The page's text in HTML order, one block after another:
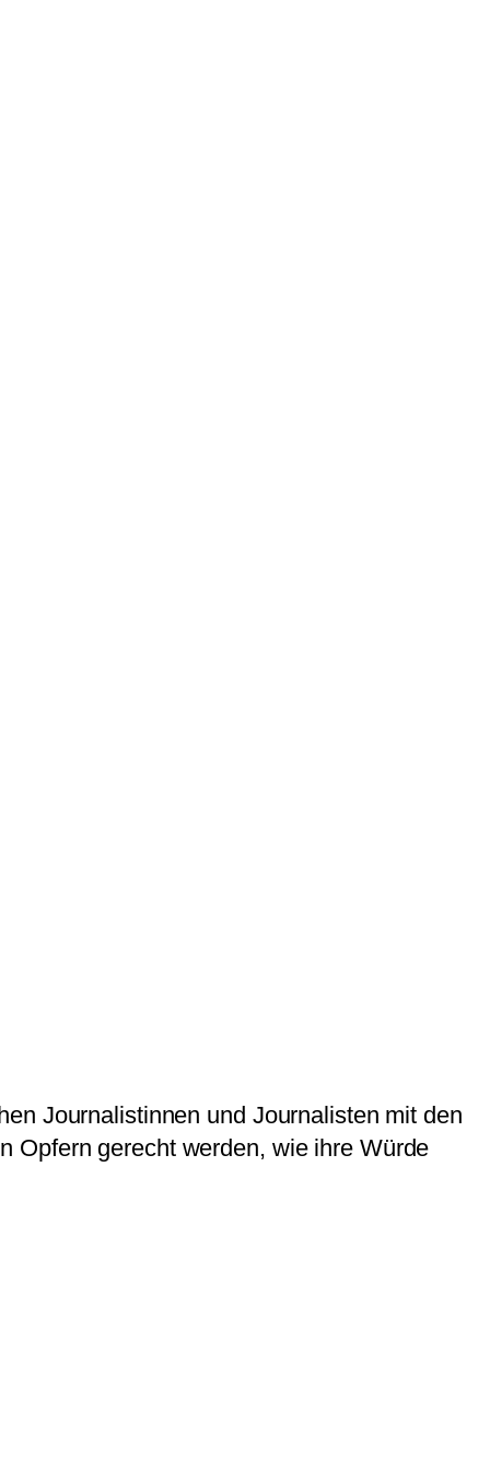
Journalistinnen und Journalisten mit den
Opfern gerecht werden, wie ihre Würde